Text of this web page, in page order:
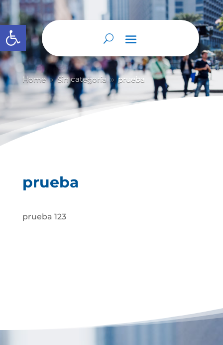
Abrir barra de herramientas
Home 9 Sin categoría 9 prueba
prueba
prueba 123